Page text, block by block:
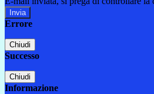
Errore
Chiudi
Successo
Chiudi
Informazione